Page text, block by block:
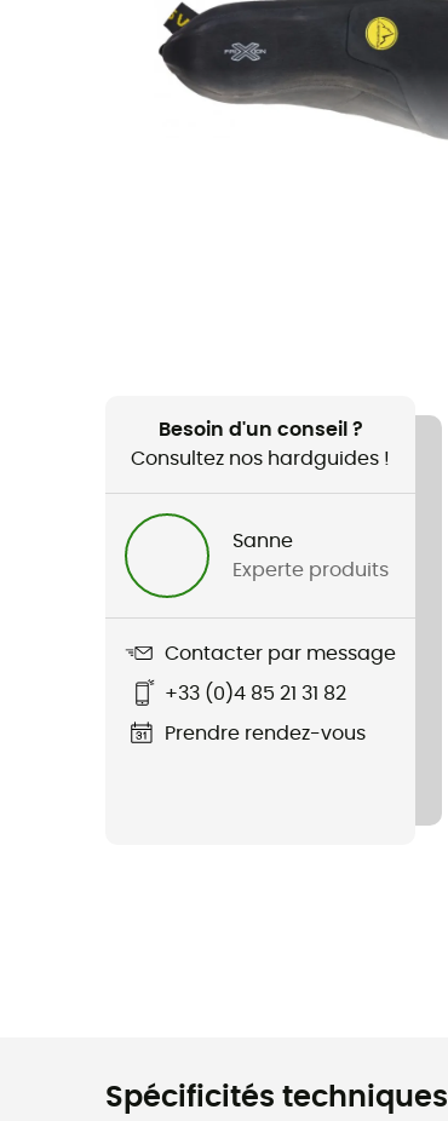
Besoin d'un conseil ?
Consultez nos hardguides !
Sanne
Experte produits
Contacter par message
+33 (0)4 85 21 31 82
Prendre rendez-vous
Spécificités techniques